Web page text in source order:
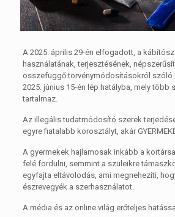
A 2025. április 29-én elfogadott, a
használatának, terjesztésének,
összefüggő törvénymódosításokról szóló
2025. június 15-én lép hatályba, mely több
tartalmaz.
Az illegális tudatmódosító szerek
egyre fiatalabb korosztályt, akár
A gyermekek hajlamosak inkább a
felé fordulni, semmint a szüleikre
egyfajta eltávolodás, ami megnehezíti,
észrevegyék a szerhasználatot.
A média és az online világ erőteljes